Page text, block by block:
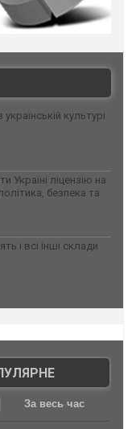
культурі
Україні ліцензію на
безпека та
і всі інші склади
За весь час